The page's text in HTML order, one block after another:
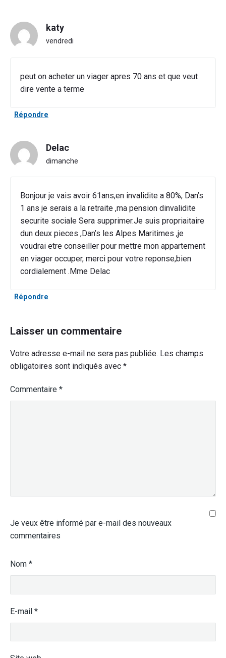
katy
vendredi
peut on acheter un viager apres 70 ans et que veut
dire vente a terme
Répondre
Delac
dimanche
Bonjour je vais avoir 61ans,en invalidite a 80%, Dan’s
1 ans je serais a la retraite ,ma pension dinvalidite
securite sociale Sera supprimer.Je suis propriaitaire
dun deux pieces ,Dan’s les Alpes Maritimes ,je
voudrai etre conseiller pour mettre mon appartement
en viager occuper, merci pour votre reponse,bien
cordialement .Mme Delac
Répondre
Laisser un commentaire
Votre adresse e-mail ne sera pas publiée. Les champs
obligatoires sont indiqués avec *
Commentaire *
Je veux être informé par e-mail des nouveaux
commentaires
Nom *
E-mail *